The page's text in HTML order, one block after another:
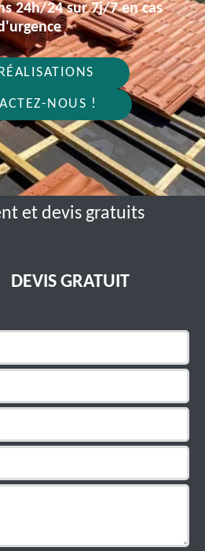
24h/24 sur 7j/7 en cas
NOUS !
et devis gratuits
DEVIS GRATUIT